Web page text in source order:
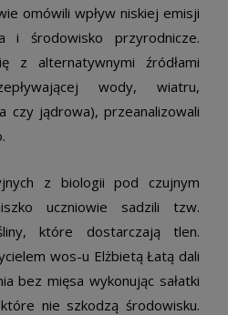
omówili wpływ niskiej emisji
i środowisko przyrodnicze.
z alternatywnymi źródłami
wody, wiatru,
czy jądrowa), przeanalizowali
z biologii pod czujnym
uczniowie sadzili tzw.
które dostarczają tlen.
wos-u Elżbietą Łatą dali
bez mięsa wykonując sałatki
nie szkodzą środowisku.